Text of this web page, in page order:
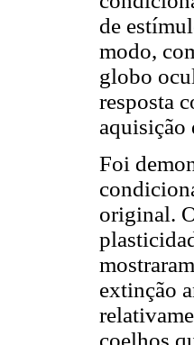
de
modo,
globo
resposta
aquisição
Foi
original.
extinção
coelhos